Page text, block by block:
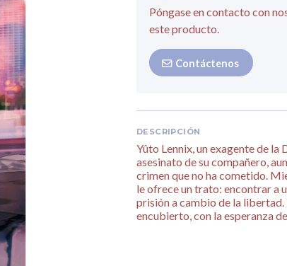
Póngase en contacto con
este producto.
Contáctenos
DESCRIPCIÓN
Yûto Lennix, un exagente de la
asesinato de su compañero,
crimen que no ha cometido.
le ofrece un trato: encontrar a
prisión a cambio de la
encubierto, con la esperanza